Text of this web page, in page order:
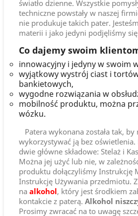
światło dzienne. Wszystkie
techniczne powstały w naszej
nie produkuje takich pater.
materii i jako jedyni podjęliśmy
Co dajemy swoim
innowacyjny i jedyny w swoim
wyjątkowy wystrój ciast i
bankietowych,
wygodne rozwiązania w
mobilność produktu, można
wózku.
Patera wykonana została tak, by
wykorzystywać ją bez
dwie główne składowe: Stelaż i
Można jej użyć lub nie, w
produktu dołączyliśmy Instrukcję
Instrukcję Używania przedmiotu.
na alkohol, który jest środkiem
kontakcie z paterą. Alkohol
Prosimy zwracać na to uwagę